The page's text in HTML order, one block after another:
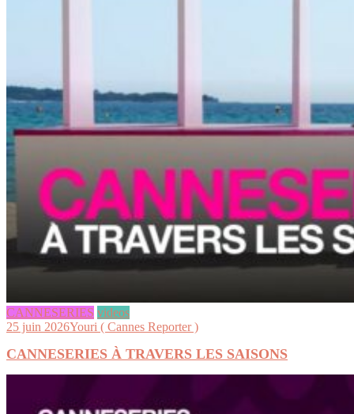
CANNESERIES videos
25 juin 2026Youri ( Cannes Reporter )
CANNESERIES À TRAVERS LES SAISONS